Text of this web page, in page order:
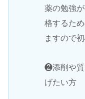
薬の勉強
格するた
ますので
❷添削や質
げたい方